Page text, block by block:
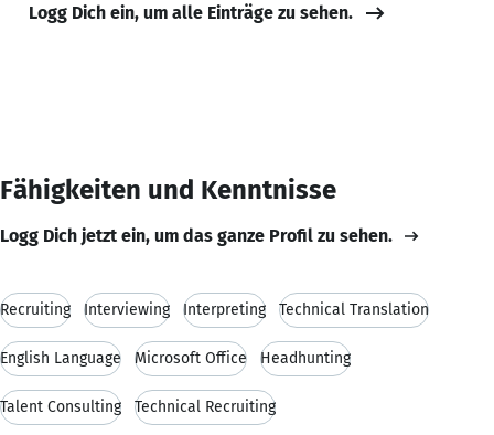
Logg Dich ein, um alle Einträge zu sehen.
Fähigkeiten und Kenntnisse
Logg Dich jetzt ein, um das ganze Profil zu sehen.
Recruiting Interviewing Interpreting Technical Translation
English Language Microsoft Office Headhunting
Talent Consulting Technical Recruiting